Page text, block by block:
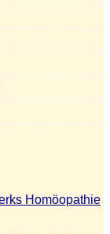
Homöopathie